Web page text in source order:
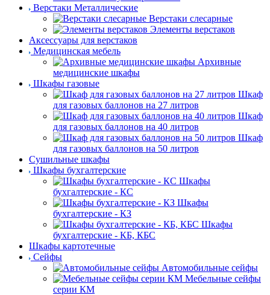
Верстаки Металлические
Верстаки слесарные
Элементы верстаков
Аксессуары для верстаков
Медицинская мебель
Архивные
медицинские шкафы
Шкафы газовые
Шкаф
для газовых баллонов на 27 литров
Шкаф
для газовых баллонов на 40 литров
Шкаф
для газовых баллонов на 50 литров
Сушильные шкафы
Шкафы бухгалтерские
Шкафы
бухгалтерские - КС
Шкафы
бухгалтерские - КЗ
Шкафы
бухгалтерские - КБ, КБС
Шкафы картотечные
Сейфы
Автомобильные сейфы
Мебельные сейфы
серии КМ